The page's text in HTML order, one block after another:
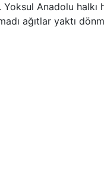
Anadolu halkı
ağıtlar yaktı